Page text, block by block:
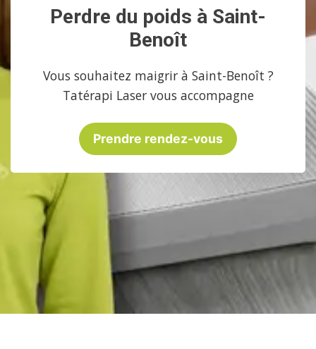
Perdre du poids à Saint-
Benoît
Vous souhaitez maigrir à Saint-Benoît ?
Tatérapi Laser vous accompagne
Prendre rendez-vous